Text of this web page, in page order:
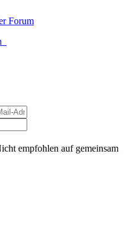
empfohlen auf gemeinsam